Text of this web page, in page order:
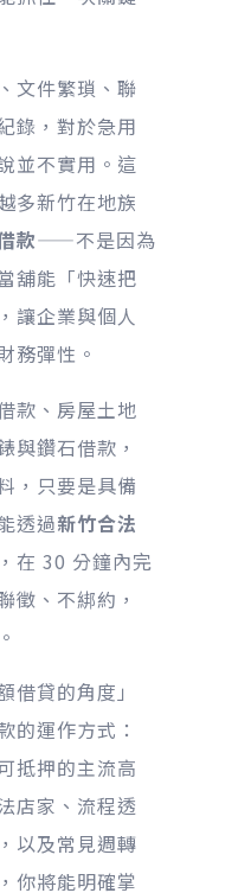
文件繁瑣、聯
錄，對於急用
並不實用。這
多新竹在地族
款——不是因為
舖能「快速把
讓企業與個人
務彈性。
款、房屋土地
與鑽石借款，
，只要是具備
透過新竹合法
，在 30 分鐘內完
徵、不綁約，
借貸的角度」
的運作方式：
抵押的主流高
店家、流程透
以及常見週轉
你將能明確掌